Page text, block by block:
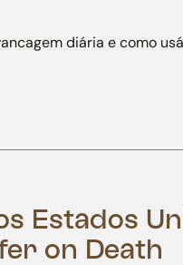
diária e como
Estados
on Death